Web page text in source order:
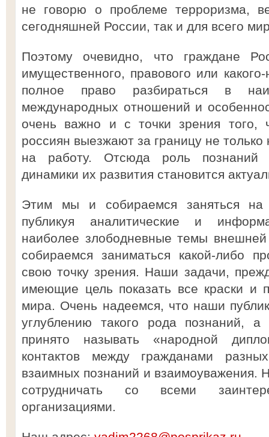
не говорю о проблеме терроризма,
сегодняшней России, так и для всего
Поэтому очевидно, что граждане
имущественного, правового или
полное право разбираться в
международных отношений и
очень важно и с точки зрения
россиян выезжают за границу не только
на работу. Отсюда роль познаний
динамики их развития становится
Этим мы и собираемся заняться на
публикуя аналитические и
наиболее злободневные темы
собираемся заниматься какой-либо
свою точку зрения. Наши задачи,
имеющие цель показать все краски и
мира. Очень надеемся, что наши
углублению такого рода познаний,
принято называть «народной
контактов между гражданами
взаимных познаний и взаимоуважения.
сотрудничать со всеми
организациями.